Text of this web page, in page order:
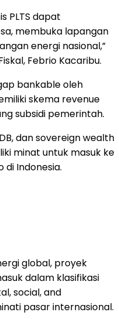
PLTS dapat
membuka lapangan
energi nasional,”
Febrio Kacaribu.
bankable oleh
skema revenue
subsidi pemerintah.
dan sovereign wealth
minat untuk masuk ke
di Indonesia.
global, proyek
dalam klasifikasi
social, and
pasar internasional.